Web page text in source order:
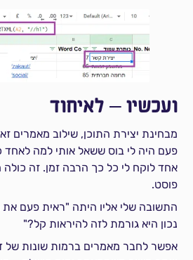
ועכשיו – לאיחוד
מבחינת יצירת התוכן, שילוב מאמרים
פעם היה לי בוס ששאל אותי למה
אחד לוקח לי כל כך הרבה זמן. זה
פוסט.
התשובה שלי אליו היתה "ראית פעם את
נכון היא גורמת לזה להיראות קל?"
אפשר לחבר מאמרים ברמות שונות של